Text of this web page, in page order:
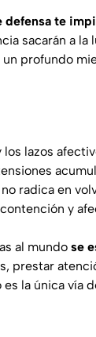
defensa te
sacarán a la
profundo
lazos
radica en
y
al mundo se
prestar
la única vía